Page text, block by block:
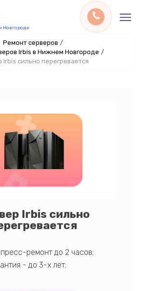
Новгороде
Ремонт серверов /
Irbis в Нижнем Новгороде /
Irbis сильно перегревается
Irbis сильно
ремонт до 2 часов;
- до 3-х лет;